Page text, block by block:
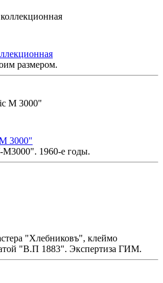
размером.
3000"
1960-е годы.
"Хлебниковъ", клеймо
"В.П 1883". Экспертиза ГИМ.